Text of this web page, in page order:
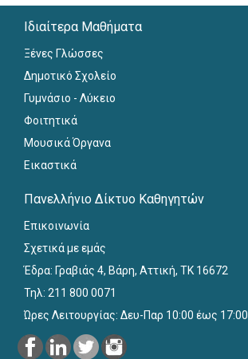
Ιδιαίτερα Μαθήματα
Ξένες Γλώσσες
Δημοτικό Σχολείο
Γυμνάσιο - Λύκειο
Φοιτητικά
Μουσικά Όργανα
Εικαστικά
Πανελλήνιο Δίκτυο Καθηγητών
Επικοινωνία
Σχετικά με εμάς
Έδρα: Γραβιάς 4, Βάρη, Αττική, ΤΚ 16672
Τηλ: 211 800 0071
Ώρες Λειτουργίας: Δευ-Παρ 10:00 έως 17:00